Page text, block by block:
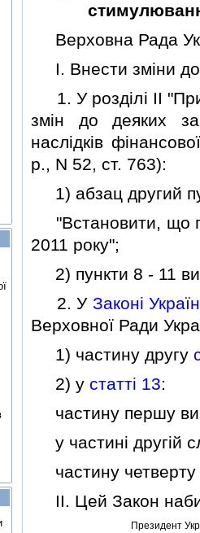
Верховна Рада
I. Внести змiни до
1. У роздiлi II
змiн до деяких
наслiдкiв
р., N 52, ст. 763):
1) абзац другий
"Встановити, що
2011 року";
2) пункти 8 - 11
2. У Законi
Верховної Ради
1) частину другу
2) у статтi 13:
частину першу
у частинi другiй
частину четверту
II. Цей Закон
Президент